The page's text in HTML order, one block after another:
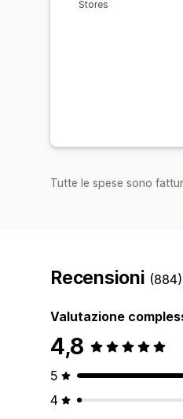
Stores
Tutte le spese sono
Recensioni (884)
Valutazione
4,8
5
4